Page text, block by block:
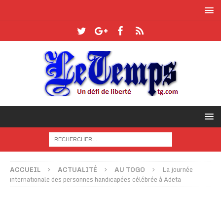
ACCUEIL ACTUALITÉ AU TOGO
La journée
internationale des personnes handicapées célébrée à Adeta